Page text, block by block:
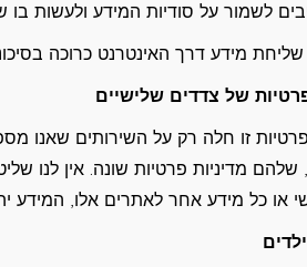
לשמור על סודיות המידע ולעשות
שליחת מידע דרך האינטרנט כרוכה
של צדדים שלישיים
פרטיות זו חלה רק על השירותים שאנו
שלהם מדיניות פרטיות שונה. אין לנו
או כל מידע אחר לאתרים אלו, המידע